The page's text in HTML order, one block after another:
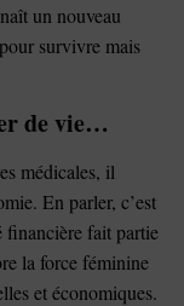
un nouveau
survivre mais
de vie…
médicales, il
En parler, c’est
financière fait partie
la force féminine
et économiques.